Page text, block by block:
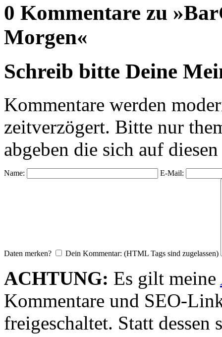
0 Kommentare zu
Morgen«
Schreib bitte Deine
Kommentare werden
zeitverzögert. Bitte nur
abgeben die sich auf
Name: E-Mail:
Daten merken? Dein Kommentar: (HTML Tags sind zugelassen)
ACHTUNG: Es gilt meine
Kommentare und SEO-
freigeschaltet. Statt dessen